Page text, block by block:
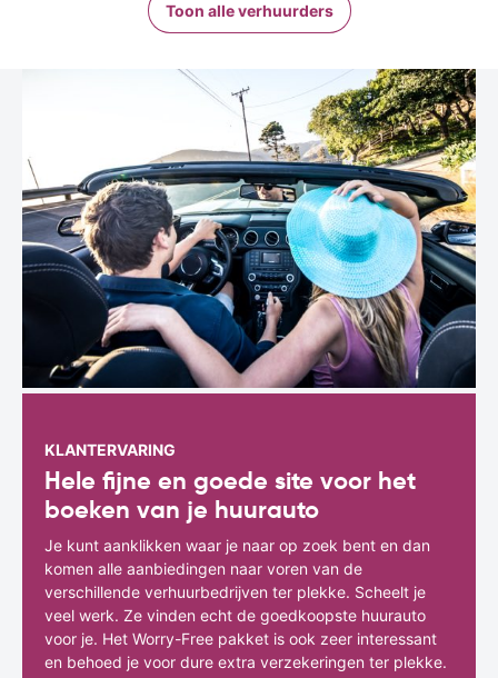
Toon alle verhuurders
KLANTERVARING
Hele fijne en goede site voor het
boeken van je huurauto
Je kunt aanklikken waar je naar op zoek bent en dan
komen alle aanbiedingen naar voren van de
verschillende verhuurbedrijven ter plekke. Scheelt je
veel werk. Ze vinden echt de goedkoopste huurauto
voor je. Het Worry-Free pakket is ook zeer interessant
en behoed je voor dure extra verzekeringen ter plekke.